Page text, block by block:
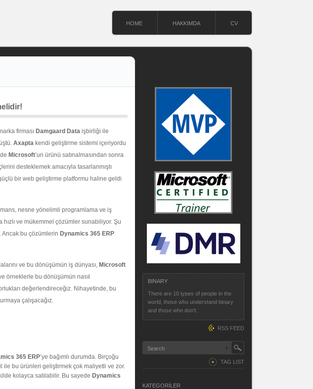
HOME HAKKIMDA CV
firması Damgaard Data işbirliği ile
Axapta kendi geliştirme sistemi içeriyordu
Microsoft’un ürünü satınalmasından sonra
desteklemek amacıyla tasarlanmıştı
bir web geliştirme platformu haline geldi
nesne yönelimli programlama ve iş
hızlı ve mükemmel çözümler sunabiliyor. Şu
Ancak bu çözümlerin Dynamics 365 ERP
ve bu dönüşümün iş dünyası, Microsoft
örneklerle bu dönüşümün nasıl
değerlendireceğiz. Nihayetinde, bu
çalışacağız.
365 ERP’ye bağımlı durumda. Birçoğu
ile bu ürünleri geliştirmek çok maliyetli ve zor.
kolayca satılabilir. Bu sayede Dynamics
BINARY
There are 10 types of people in the
world, those who understand binary
and those who don't.
RSS FEED
TAG LIST
KATEGORİLER